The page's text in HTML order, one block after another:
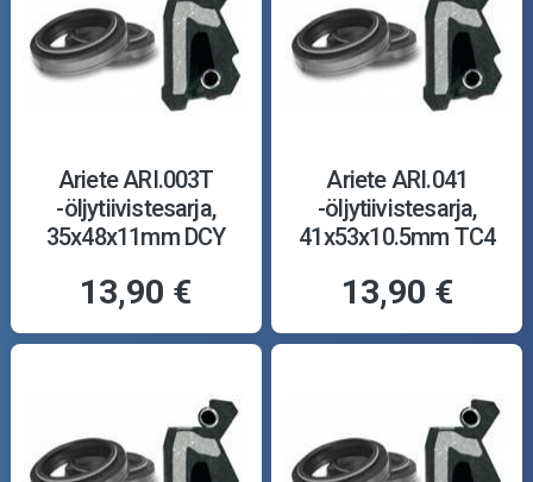
Ariete ARI.003T
-öljytiivistesarja,
35x48x11mm DCY
13,90 €
Ariete ARI.041
-öljytiivistesarja,
41x53x10.5mm TC4
13,90 €